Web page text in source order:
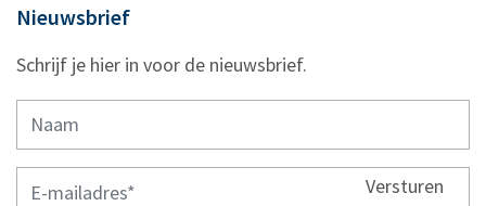
Nieuwsbrief
Schrijf je hier in voor de nieuwsbrief.
Versturen